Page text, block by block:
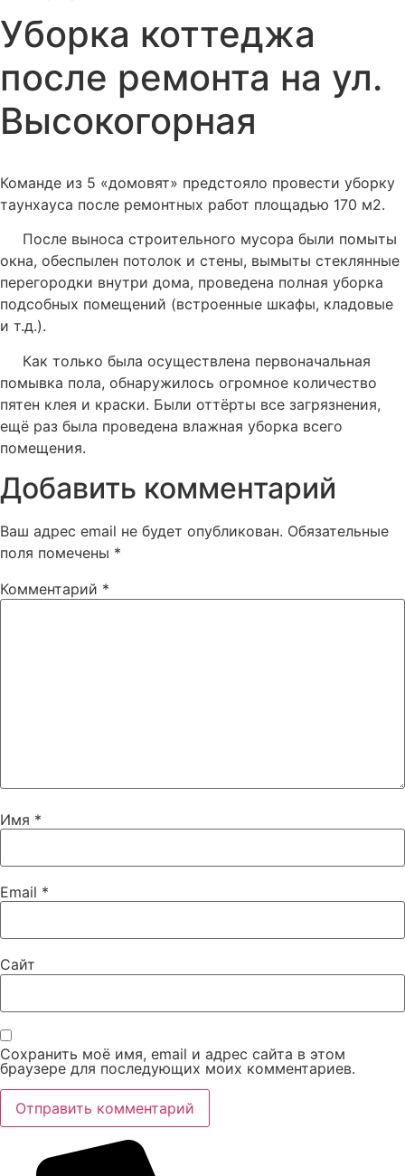
Уборка коттеджа
после ремонта на ул.
Высокогорная
Команде из 5 «домовят» предстояло провести уборку
таунхауса после ремонтных работ площадью 170 м2.
После выноса строительного мусора были помыты
окна, обеспылен потолок и стены, вымыты стеклянные
перегородки внутри дома, проведена полная уборка
подсобных помещений (встроенные шкафы, кладовые
и т.д.).
Как только была осуществлена первоначальная
помывка пола, обнаружилось огромное количество
пятен клея и краски. Были оттёрты все загрязнения,
ещё раз была проведена влажная уборка всего
помещения.
Добавить комментарий
Ваш адрес email не будет опубликован. Обязательные
поля помечены *
Комментарий *
Имя *
Email *
Сайт
Сохранить моё имя, email и адрес сайта в этом
браузере для последующих моих комментариев.